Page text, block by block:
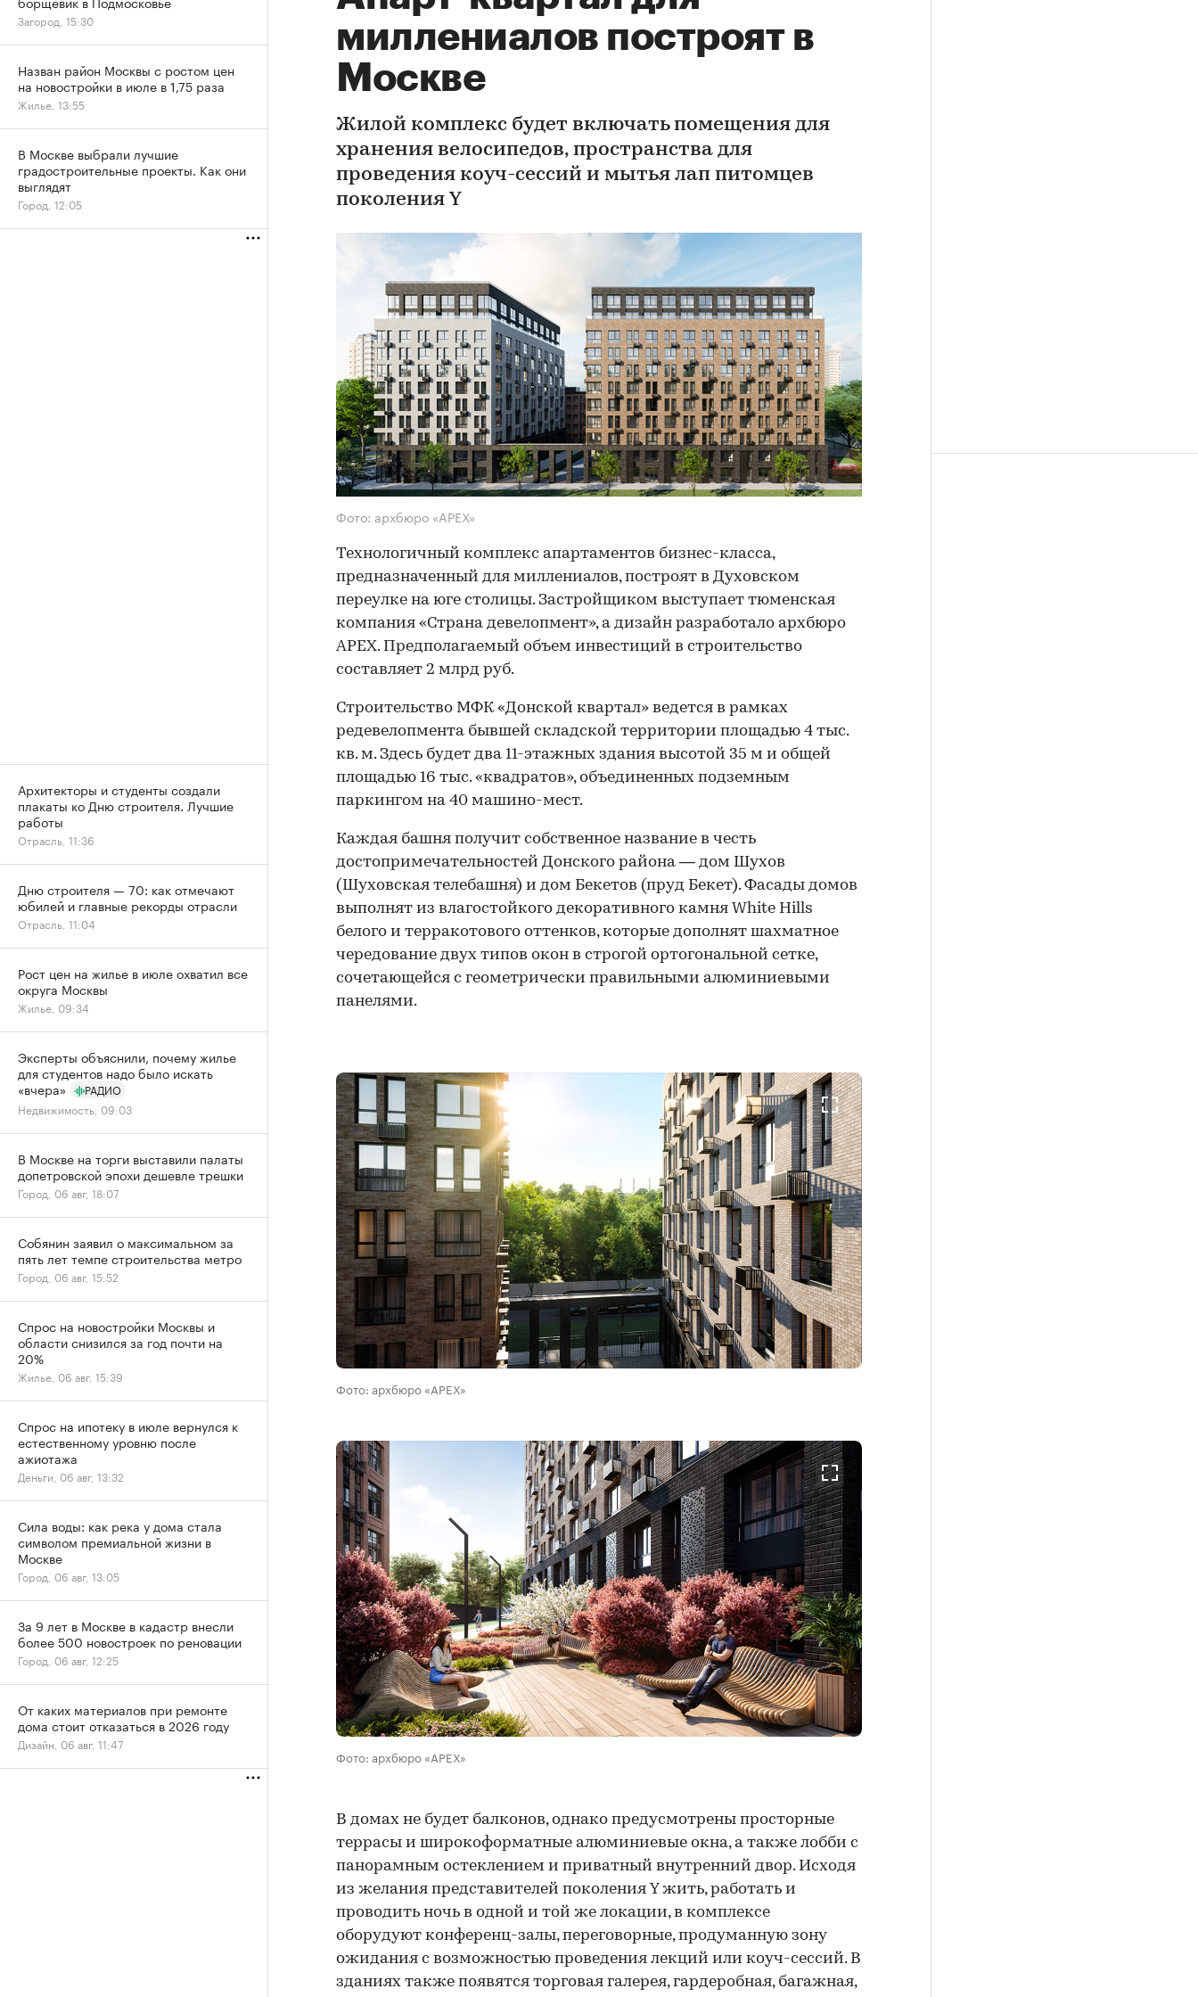
миллениалов построят в
Москве
Жилой комплекс будет включать помещения для
хранения велосипедов, пространства для
проведения коуч-сессий и мытья лап питомцев
поколения Y
Фото: архбюро «APEX»
Технологичный комплекс апартаментов бизнес-класса,
предназначенный для миллениалов, построят в Духовском
переулке на юге столицы. Застройщиком выступает тюменская
компания «Страна девелопмент», а дизайн разработало архбюро
APEX. Предполагаемый объем инвестиций в строительство
составляет 2 млрд руб.
Строительство МФК «Донской квартал» ведется в рамках
редевелопмента бывшей складской территории площадью 4 тыс.
кв. м. Здесь будет два 11-этажных здания высотой 35 м и общей
площадью 16 тыс. «квадратов», объединенных подземным
паркингом на 40 машино-мест.
Каждая башня получит собственное название в честь
достопримечательностей Донского района — дом Шухов
(Шуховская телебашня) и дом Бекетов (пруд Бекет). Фасады домов
выполнят из влагостойкого декоративного камня White Hills
белого и терракотового оттенков, которые дополнят шахматное
чередование двух типов окон в строгой ортогональной сетке,
сочетающейся с геометрически правильными алюминиевыми
панелями.
00:00 / 00:00
Фото: архбюро «APEX»
Фото: архбюро «APEX»
В домах не будет балконов, однако предусмотрены просторные
террасы и широкоформатные алюминиевые окна, а также лобби с
панорамным остеклением и приватный внутренний двор. Исходя
из желания представителей поколения Y жить, работать и
проводить ночь в одной и той же локации, в комплексе
оборудуют конференц-залы, переговорные, продуманную зону
ожидания с возможностью проведения лекций или коуч-сессий. В
зданиях также появятся торговая галерея, гардеробная, багажная,
Загород, 15:30
Назван район Москвы с ростом цен
на новостройки в июле в 1,75 раза
Жилье, 13:55
В Москве выбрали лучшие
градостроительные проекты. Как они
выглядят
Город, 12:05
Архитекторы и студенты создали
плакаты ко Дню строителя. Лучшие
работы
Отрасль, 11:36
Дню строителя — 70: как отмечают
юбилей и главные рекорды отрасли
Отрасль, 11:04
Рост цен на жилье в июле охватил все
округа Москвы
Жилье, 09:34
Эксперты объяснили, почему жилье
для студентов надо было искать
«вчера»
РАДИО
Недвижимость, 09:03
В Москве на торги выставили палаты
допетровской эпохи дешевле трешки
Город, 06 авг, 18:07
Собянин заявил о максимальном за
пять лет темпе строительства метро
Город, 06 авг, 15:52
Спрос на новостройки Москвы и
области снизился за год почти на
20%
Жилье, 06 авг, 15:39
Спрос на ипотеку в июле вернулся к
естественному уровню после
ажиотажа
Деньги, 06 авг, 13:32
Сила воды: как река у дома стала
символом премиальной жизни в
Москве
Город, 06 авг, 13:05
За 9 лет в Москве в кадастр внесли
более 500 новостроек по реновации
Город, 06 авг, 12:25
От каких материалов при ремонте
дома стоит отказаться в 2026 году
Дизайн, 06 авг, 11:47